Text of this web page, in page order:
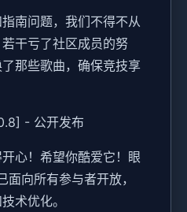
南问题，我们不得不从
干亏了社区成员的努
那些歌曲，确保竞技享
- 公开发布
心！希望你酷爱它！眼
向所有参与者开放，
术优化。